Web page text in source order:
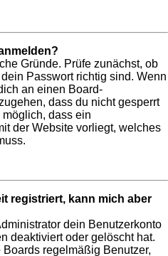
Gründe. Prüfe zunächst, ob
Passwort richtig sind. Wenn
an einen Board-
dass du nicht gesperrt
dass ein
der Website vorliegt, welches
registriert, kann mich aber
dein Benutzerkonto
deaktiviert oder gelöscht hat.
regelmäßig Benutzer,